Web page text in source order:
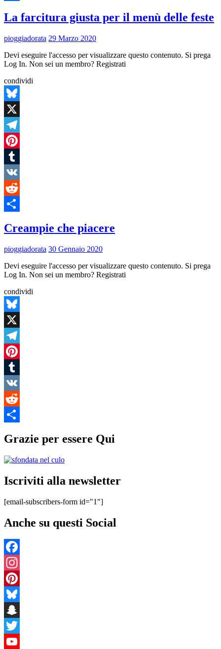
La farcitura giusta per il menù delle feste
pioggiadorata 29 Marzo 2020
Devi eseguire l'accesso per visualizzare questo contenuto. Si prega
Log In. Non sei un membro? Registrati
condividi
Bluesky
X
Telegram
Pinterest
Tumblr
VK
Reddit
Creampie che piacere
pioggiadorata 30 Gennaio 2020
Devi eseguire l'accesso per visualizzare questo contenuto. Si prega
Log In. Non sei un membro? Registrati
condividi
Bluesky
X
Telegram
Pinterest
Tumblr
VK
Reddit
Grazie per essere Qui
Iscriviti alla newsletter
[email-subscribers-form id="1"]
Anche su questi Social
Facebook
Instagram
Pinterest
Bluesky
Snapchat
Twitter